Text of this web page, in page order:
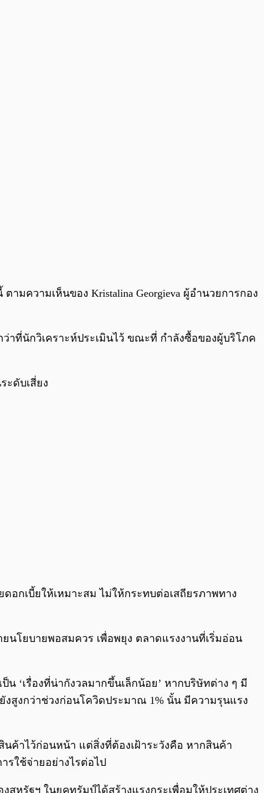
0:00/
ามความเห็นของ Kristalina Georgieva ผู้อำนวยการกอง
ว่าที่นักวิเคราะห์ประเมินไว้ ขณะที่ กำลังซื้อของผู้บริโภค
ะดับเสี่ยง
ดอกเบี้ยให้เหมาะสม ไม่ให้กระทบต่อเสถียรภาพทาง
นโยบายพอสมควร เพื่อพยุง ตลาดแรงงานที่เริ่มอ่อน
น ‘เรื่องที่น่ากังวลมากขึ้นเล็กน้อย’ หากบริษัทต่าง ๆ มี
สูงกว่าช่วงก่อนโควิดประมาณ 1% นั้น มีความรุนแรง
นค้าไว้ก่อนหน้า แต่สิ่งที่ต้องเฝ้าระวังคือ หากสินค้า
รใช้จ่ายอย่างไรต่อไป
หรัฐฯ ในยุคทรัมป์ได้สร้างแรงกระเพื่อมให้ประเทศต่าง